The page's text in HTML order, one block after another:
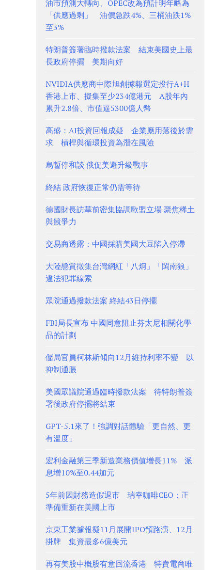
油市預測大轉向、OPEC改為預計明年略為
「供應過剩」 油價急跌4%、三桶油跌1%
至3%
特朗普簽署臨時撥款法案 結束美國史上最
長政府停擺 美期向好
NVIDIA供應商中際旭創據報選定投行A+H
香港上市、擬集至少234億港元 A股年內
累升2.8倍、市值逼5300億人幣
高盛：AI投資回報成疑 企業應用落後於需
求 槓桿與循環投資為潛在風險
烏暫停和談 俄促美避升級戰事
終結 政府恢復正常仍需等待
德國財長訪華前密集協調歐盟立場 聚焦稀土
與競爭力
交易商透露：中國採購美國大豆陷入停滯
大陸懸賞徵集台灣網紅「八炯」「閩南狼」
違法犯罪線索
眾院通過撥款法案 終結43日停擺
FBI局長宣布 中國同意阻止芬太尼相關化學
品的計劃
儲局官員柯林斯傾向12月維持利率不變 以
抑制通脹
美國眾議院通過臨時撥款法案 待特朗普簽
署後政府停擺將結束
GPT-5.1來了！強調對話體驗「更自然、更
有溫度」
宏利金融第三季新造業務價值增長11% 派
息增10%至0.44加元
5年前因財務造假退市 瑞幸咖啡CEO：正
準備重新在美國上市
京東工業據報擬11月展開IPO預路演、12月
掛牌 集資最多6億美元
再有美股中概股有意回流香港 特賣電商唯